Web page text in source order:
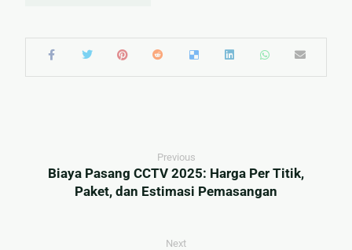
Previous
Biaya Pasang CCTV 2025: Harga Per Titik,
Paket, dan Estimasi Pemasangan
Next